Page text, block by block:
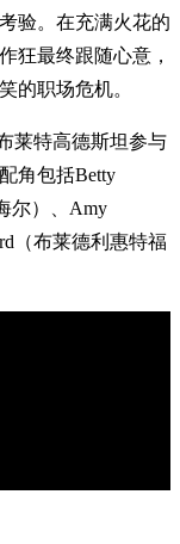
验。在充满火花的
狂最终跟随心意，
的职场危机。
莱特高德斯坦参与
角包括Betty
尔）、Amy
（布莱德利惠特福